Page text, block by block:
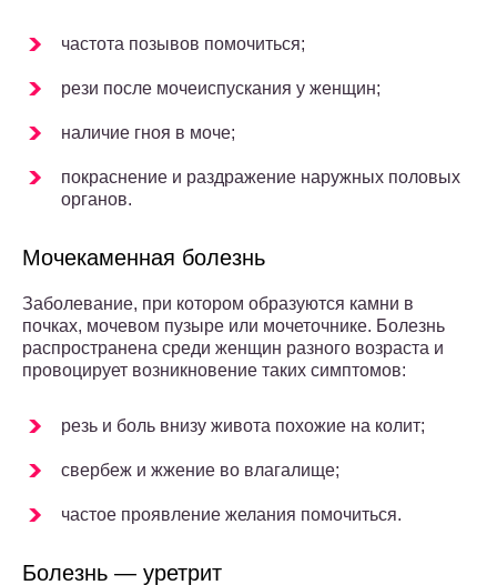
частота позывов помочиться;
рези после мочеиспускания у женщин;
наличие гноя в моче;
покраснение и раздражение наружных половых
органов.
Мочекаменная болезнь
Заболевание, при котором образуются камни в
почках, мочевом пузыре или мочеточнике. Болезнь
распространена среди женщин разного возраста и
провоцирует возникновение таких симптомов:
резь и боль внизу живота похожие на колит;
свербеж и жжение во влагалище;
частое проявление желания помочиться.
Болезнь — уретрит